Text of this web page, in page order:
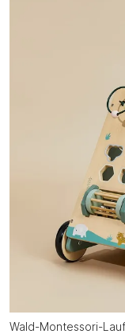
Wald-Montessori-